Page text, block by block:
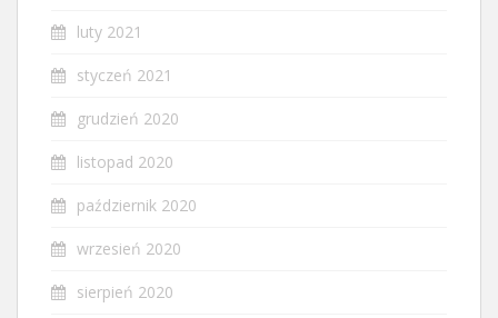
luty 2021
styczeń 2021
grudzień 2020
listopad 2020
październik 2020
wrzesień 2020
sierpień 2020